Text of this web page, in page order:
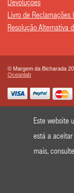
Devoluções
Livro de Reclamações
Resolução Alternativa
© Margem da Bicharada
Oceanlab
Este website
está a
mais,